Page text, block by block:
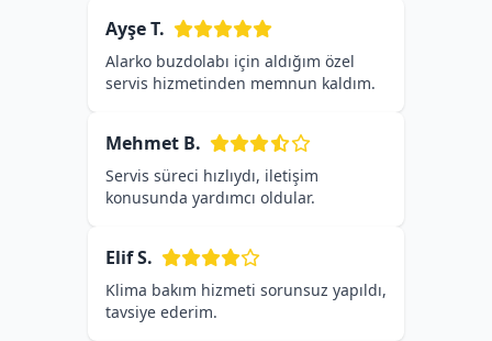
Ayşe T.
Alarko buzdolabı için aldığım özel
servis hizmetinden memnun kaldım.
Mehmet B.
Servis süreci hızlıydı, iletişim
konusunda yardımcı oldular.
Elif S.
Klima bakım hizmeti sorunsuz yapıldı,
tavsiye ederim.